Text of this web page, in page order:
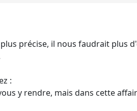
précise, il nous faudrait plus
:
y rendre, mais dans cette